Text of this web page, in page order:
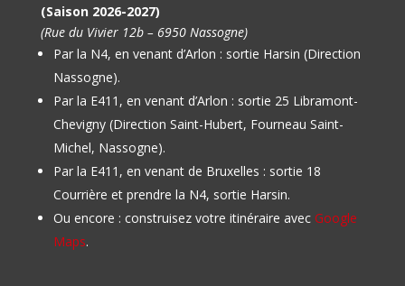
(Saison 2026-2027)
(Rue du Vivier 12b – 6950 Nassogne)
Par la N4, en venant d’Arlon : sortie Harsin (Direction
Nassogne).
Par la E411, en venant d’Arlon : sortie 25 Libramont-
Chevigny (Direction Saint-Hubert, Fourneau Saint-
Michel, Nassogne).
Par la E411, en venant de Bruxelles : sortie 18
Courrière et prendre la N4, sortie Harsin.
Ou encore : construisez votre itinéraire avec Google
Maps.